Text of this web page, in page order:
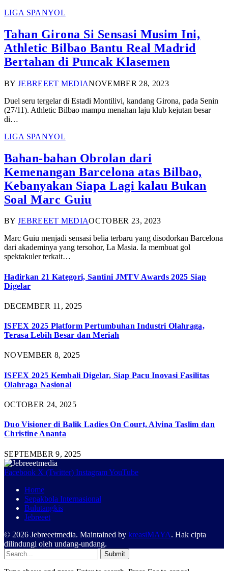
LIGA SPANYOL
Tahan Girona Si Sensasi Musim Ini,
Athletic Bilbao Bantu Real Madrid
Bertahan di Puncak Klasemen
BY JEBREEET MEDIANOVEMBER 28, 2023
Duel seru tergelar di Estadi Montilivi, kandang Girona, pada Senin
(27/11). Athletic Bilbao mampu menahan laju klub kejutan besar
di…
LIGA SPANYOL
Bahan-bahan Obrolan dari
Kemenangan Barcelona atas Bilbao,
Kebanyakan Siapa Lagi kalau Bukan
Soal Marc Guiu
BY JEBREEET MEDIAOCTOBER 23, 2023
Marc Guiu menjadi sensasi belia terbaru yang disodorkan Barcelona
dari akademinya yang tersohor, La Masia. Ia membuat gol
spektakuler terkait…
Hadirkan 21 Kategori, Santini JMTV Awards 2025 Siap
Digelar
DECEMBER 11, 2025
ISFEX 2025 Platform Pertumbuhan Industri Olahraga,
Terasa Lebih Besar dan Meriah
NOVEMBER 8, 2025
ISFEX 2025 Kembali Digelar, Siap Pacu Inovasi Fasilitas
Olahraga Nasional
OCTOBER 24, 2025
Duo Visioner di Balik Ladies On Court, Alvina Taslim dan
Christine Ananta
SEPTEMBER 9, 2025
Facebook X (Twitter) InstagramYouTube
Home
Sepakbola Internasional
Bulutangkis
Jebreeet
© 2026 Jebreeetmedia. Maintained by kreasiMAYA. Hak cipta
dilindungi oleh undang-undang.
Submit